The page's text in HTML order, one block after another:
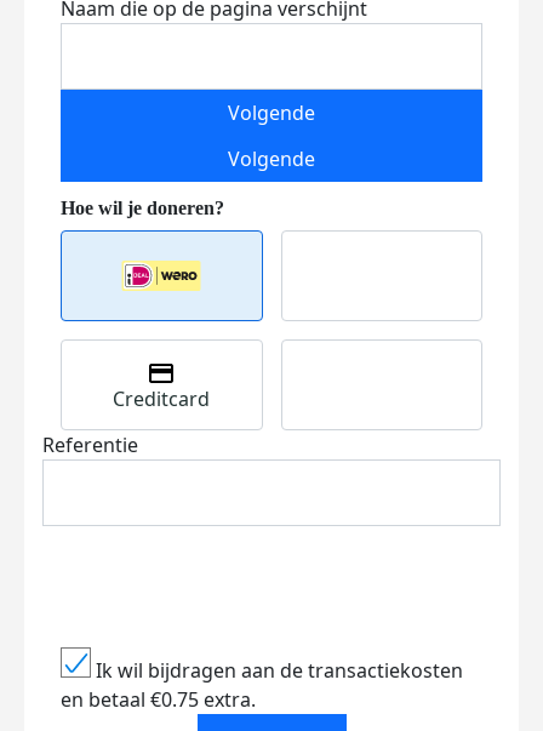
Naam die op de pagina verschijnt
Volgende
Volgende
Creditcard
Referentie
Ik wil bijdragen aan de transactiekosten
en betaal €0.75 extra.